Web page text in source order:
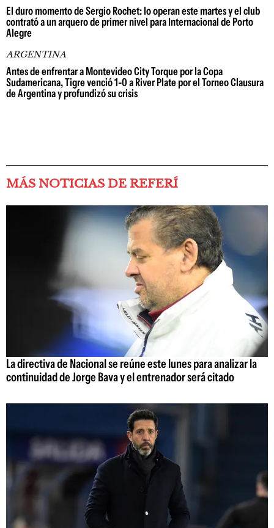
El duro momento de Sergio Rochet: lo operan este martes y el club
contrató a un arquero de primer nivel para Internacional de Porto
Alegre
ARGENTINA
Antes de enfrentar a Montevideo City Torque por la Copa
Sudamericana, Tigre venció 1-0 a River Plate por el Torneo Clausura
de Argentina y profundizó su crisis
MÁS NOTICIAS DE REFERÍ
La directiva de Nacional se reúne este lunes para analizar la
continuidad de Jorge Bava y el entrenador será citado